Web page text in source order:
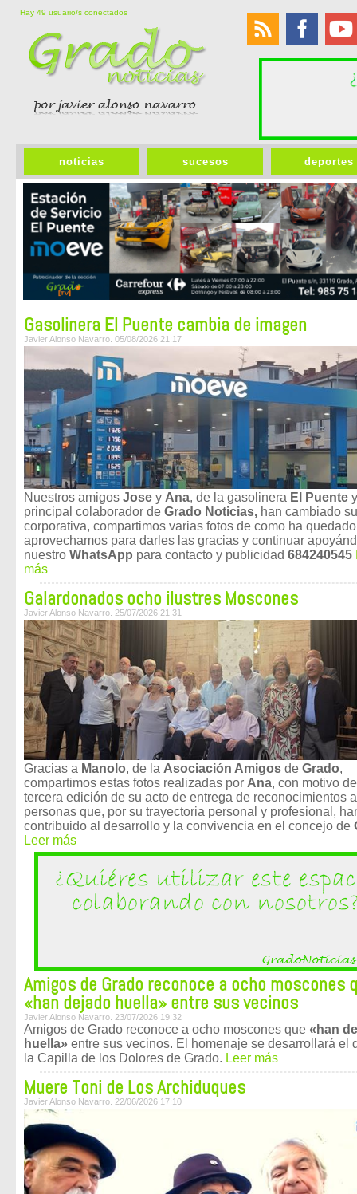
Hay 49 usuario/s conectados
noticias sucesos deportes
Gasolinera El Puente cambia de imagen
Javier Alonso Navarro. 05/08/2026 21:17
Nuestros amigos Jose y Ana, de la gasolinera El Puente y
principal colaborador de Grado Noticias, han cambiado
corporativa, compartimos varias fotos de como ha
aprovechamos para darles las gracias y continuar
nuestro WhatsApp para contacto y publicidad 684240545
más
Galardonados ocho ilustres Moscones
Javier Alonso Navarro. 25/07/2026 21:31
Gracias a Manolo, de la Asociación Amigos de Grado,
compartimos estas fotos realizadas por Ana, con motivo
tercera edición de su acto de entrega de reconocimientos a
personas que, por su trayectoria personal y profesional,
contribuido al desarrollo y la convivencia en el concejo de
Leer más
Amigos de Grado reconoce a ocho moscones
«han dejado huella» entre sus vecinos
Javier Alonso Navarro. 23/07/2026 19:32
Amigos de Grado reconoce a ocho moscones que «han
huella» entre sus vecinos. El homenaje se desarrollará el
la Capilla de los Dolores de Grado. Leer más
Muere Toni de Los Archiduques
Javier Alonso Navarro. 22/06/2026 17:10